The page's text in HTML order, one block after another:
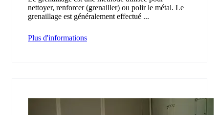
nettoyer, renforcer (grenailler) ou polir le métal. Le
grenaillage est généralement effectué ...
Plus d'informations